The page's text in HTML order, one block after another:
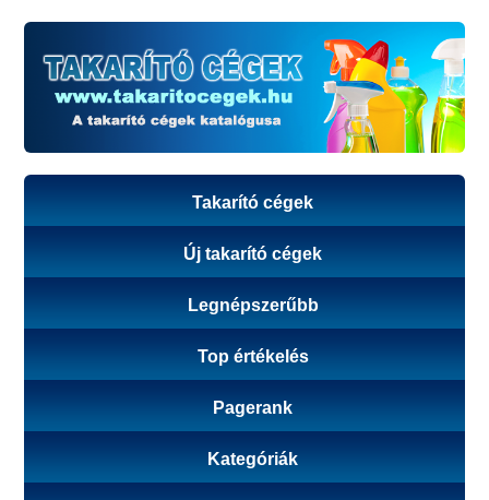
Takarító cégek
Új takarító cégek
Legnépszerűbb
Top értékelés
Pagerank
Kategóriák